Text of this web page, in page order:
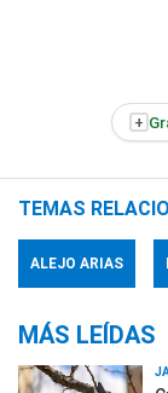
+
TEMAS
ALEJO ARIAS
MÁS LEÍDAS